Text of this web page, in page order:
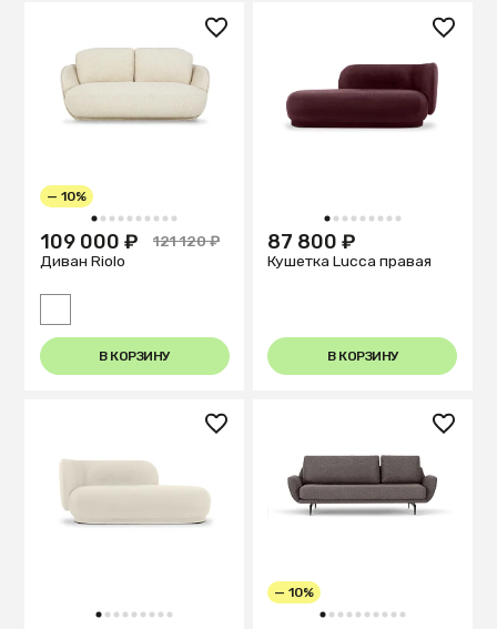
1 2 3 4 5 6 7 8 9 10
— 10%
109 000 ₽
121 120 ₽
Диван Riolo
В КОРЗИНУ
1 2 3 4 5 6 7 8 9
87 800 ₽
Кушетка Lucca правая
В КОРЗИНУ
1 2 3 4 5 6 7 8 9 1 2 3 4 5 6 7 8 9 10
— 10%